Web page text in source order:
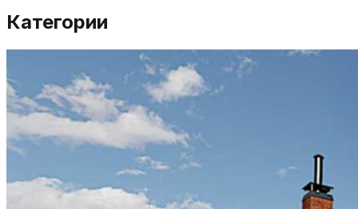
Категории